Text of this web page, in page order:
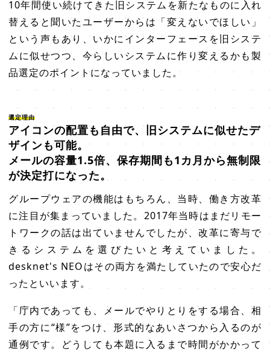
10年間使い続けてきた旧システムを新たなものに入れ
替えると聞いたユーザーからは「変えないでほしい」
という声もあり、いかにインターフェースを旧システ
ムに似せつつ、今らしいシステムに作り変えるかも製
品選定のポイントになっていました。
選定理由
アイコンの配置も自由で、旧システムに似せたデ
ザインも可能。
メールの容量1.5倍、保存期間も1カ月から無制限
が決定打になった。
グループウェアの機能はもちろん、当時、働き方改革
に注目が集まっていました。2017年当時はまだリモー
トワークの話は出ていませんでしたが、改革に寄与で
きるシステムを選びたいと考えていました。
desknet's NEOはその両方を満たしていたので安心だ
ったといいます。
「庁内であっても、メールでやりとりをする場合、相
手の方に“様”をつけ、形式的なあいさつから入るのが
通例です。どうしても本題に入るまで時間がかかって